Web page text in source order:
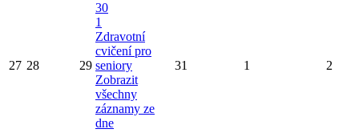
27 28 29
30
1
Zdravotní
cvičení pro
seniory
Zobrazit
všechny
záznamy ze
dne
31 1 2